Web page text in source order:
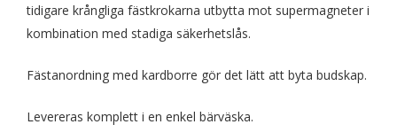
tidigare krångliga fästkrokarna utbytta mot supermagneter i
kombination med stadiga säkerhetslås.
Fästanordning med kardborre gör det lätt att byta budskap.
Levereras komplett i en enkel bärväska.